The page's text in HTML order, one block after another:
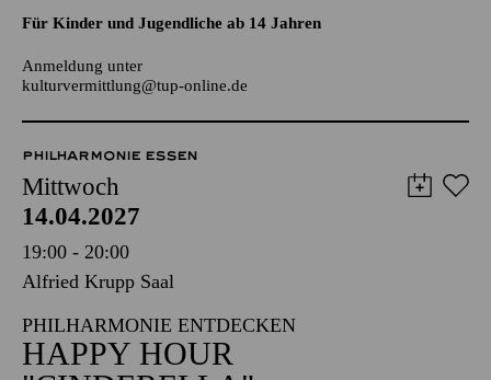
AALTO LABS
Für Kinder und Jugendliche ab 14 Jahren
kulturvermittlung@tup-online.de
PHILHARMONIE ESSEN
Mittwoch
14.04.2027
19:00 - 20:00
Alfried Krupp Saal